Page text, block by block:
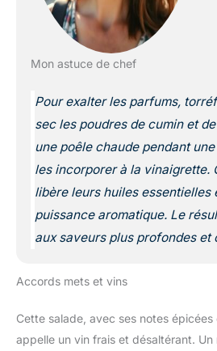
Mon astuce de chef
Pour exalter les parfums,
sec les poudres de cumin et
une poêle chaude pendant
les incorporer à la vinaigrette.
libère leurs huiles essentielles
puissance aromatique. Le
aux saveurs plus profondes et
Accords mets et vins
Cette salade, avec ses notes épicées
appelle un vin frais et désaltérant. Un